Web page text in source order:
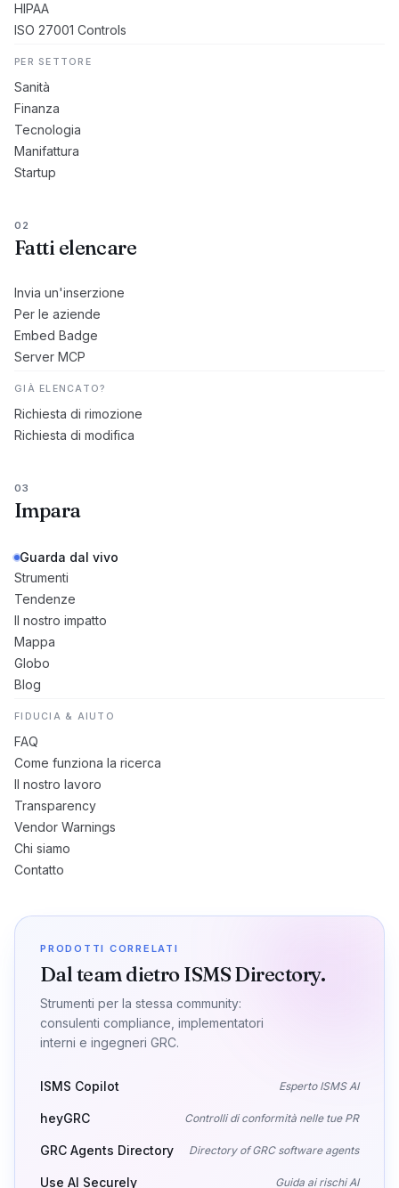
HIPAA
ISO 27001 Controls
PER SETTORE
Sanità
Finanza
Tecnologia
Manifattura
Startup
02
Fatti elencare
Invia un'inserzione
Per le aziende
Embed Badge
Server MCP
GIÀ ELENCATO?
Richiesta di rimozione
Richiesta di modifica
03
Impara
Guarda dal vivo
Strumenti
Tendenze
Il nostro impatto
Mappa
Globo
Blog
FIDUCIA & AIUTO
FAQ
Come funziona la ricerca
Il nostro lavoro
Transparency
Vendor Warnings
Chi siamo
Contatto
PRODOTTI CORRELATI
Dal team dietro ISMS Directory.
Strumenti per la stessa community:
consulenti compliance, implementatori
interni e ingegneri GRC.
ISMS Copilot Esperto ISMS AI
heyGRC Controlli di conformità nelle tue PR
GRC Agents Directory Directory of GRC software agents
Use AI Securely Guida ai rischi AI